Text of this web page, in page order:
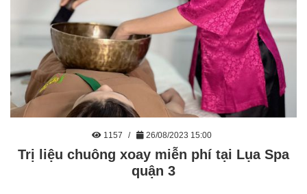
1157 26/08/2023 15:00
Trị liệu chuông xoay miễn phí tại Lụa Spa
quận 3